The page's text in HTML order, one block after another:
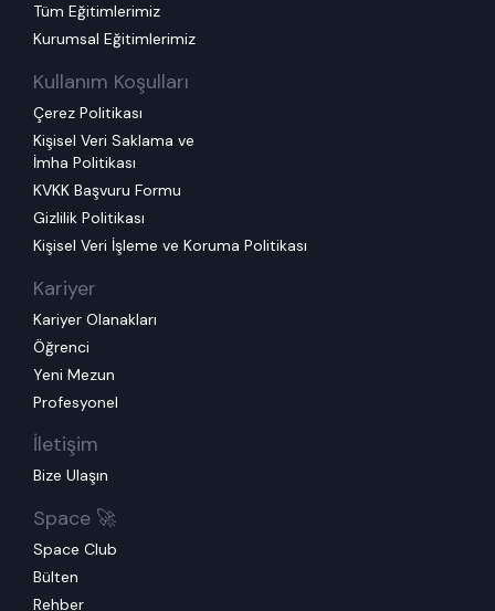
Tüm Eğitimlerimiz
Kurumsal Eğitimlerimiz
Kullanım Koşulları
Çerez Politikası
Kişisel Veri Saklama ve
İmha Politikası
KVKK Başvuru Formu
Gizlilik Politikası
Kişisel Veri İşleme ve Koruma Politikası
Kariyer
Kariyer Olanakları
Öğrenci
Yeni Mezun
Profesyonel
İletişim
Bize Ulaşın
Space 🚀
Space Club
Bülten
Rehber